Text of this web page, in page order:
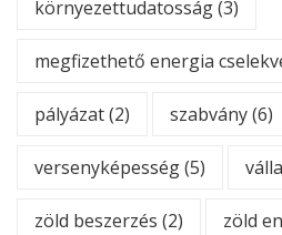
környezettudatosság(3)
megfizethető energia
pályázat(2) szabvány(6)
versenyképesség(5)
zöld beszerzés (2) zöld